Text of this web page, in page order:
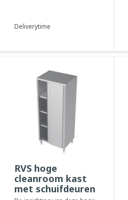
Deliverytime
RVS hoge
cleanroom kast
met schuifdeuren